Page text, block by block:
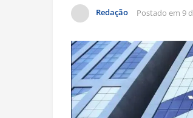
Redação Postado em 9